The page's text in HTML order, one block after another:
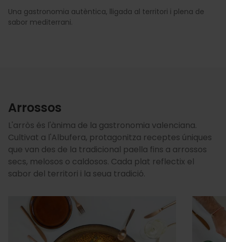
Una gastronomia autèntica, lligada al territori i plena de
sabor mediterrani.
Arrossos
L'arròs és l'ànima de la gastronomia valenciana.
Cultivat a l'Albufera, protagonitza receptes úniques
que van des de la tradicional paella fins a arrossos
secs, melosos o caldosos. Cada plat reflectix el
sabor del territori i la seua tradició.